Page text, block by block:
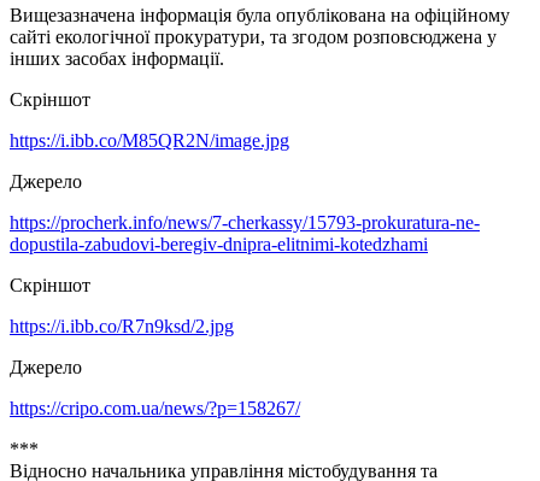
Вищезазначена інформація була опублікована на офіційному
сайті екологічної прокуратури, та згодом розповсюджена у
інших засобах інформації.
Скріншот
https://i.ibb.co/M85QR2N/image.jpg
Джерело
https://procherk.info/news/7-cherkassy/15793-prokuratura-ne-
dopustila-zabudovi-beregiv-dnipra-elitnimi-kotedzhami
Скріншот
https://i.ibb.co/R7n9ksd/2.jpg
Джерело
https://cripo.com.ua/news/?p=158267/
***
Відносно начальника управління містобудування та